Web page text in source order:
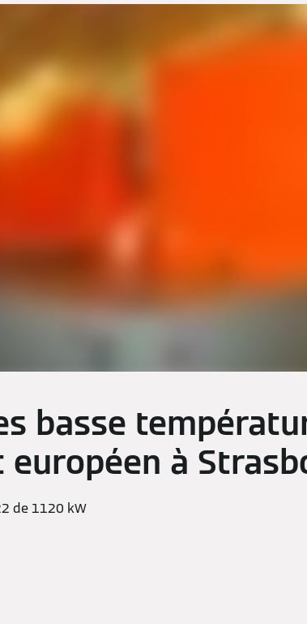
basse
européen à
de 1120 kW